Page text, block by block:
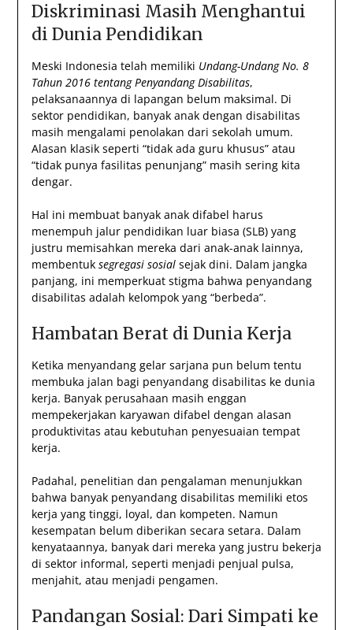
Diskriminasi Masih Menghantui
di Dunia Pendidikan
Meski Indonesia telah memiliki Undang-Undang No. 8
Tahun 2016 tentang Penyandang Disabilitas,
pelaksanaannya di lapangan belum maksimal. Di
sektor pendidikan, banyak anak dengan disabilitas
masih mengalami penolakan dari sekolah umum.
Alasan klasik seperti “tidak ada guru khusus” atau
“tidak punya fasilitas penunjang” masih sering kita
dengar.
Hal ini membuat banyak anak difabel harus
menempuh jalur pendidikan luar biasa (SLB) yang
justru memisahkan mereka dari anak-anak lainnya,
membentuk segregasi sosialsejak dini. Dalam jangka
panjang, ini memperkuat stigma bahwa penyandang
disabilitas adalah kelompok yang “berbeda”.
Hambatan Berat di Dunia Kerja
Ketika menyandang gelar sarjana pun belum tentu
membuka jalan bagi penyandang disabilitas ke dunia
kerja. Banyak perusahaan masih enggan
mempekerjakan karyawan difabel dengan alasan
produktivitas atau kebutuhan penyesuaian tempat
kerja.
Padahal, penelitian dan pengalaman menunjukkan
bahwa banyak penyandang disabilitas memiliki etos
kerja yang tinggi, loyal, dan kompeten. Namun
kesempatan belum diberikan secara setara. Dalam
kenyataannya, banyak dari mereka yang justru bekerja
di sektor informal, seperti menjadi penjual pulsa,
menjahit, atau menjadi pengamen.
Pandangan Sosial: Dari Simpati ke